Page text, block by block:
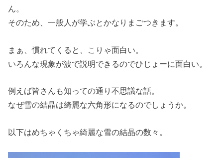
ん。
そのため、一般人が学ぶとかなりまごつきます。
まぁ、慣れてくると、こりゃ面白い。
いろんな現象が波で説明できるのでひじょーに面白い。
例えば皆さんも知っての通り不思議な話。
なぜ雪の結晶は綺麗な六角形になるのでしょうか。
以下はめちゃくちゃ綺麗な雪の結晶の数々。